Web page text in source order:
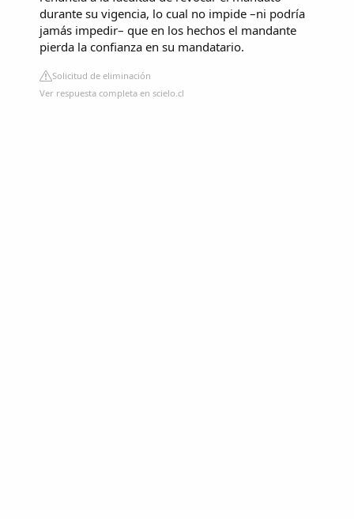
durante su vigencia, lo cual no impide –ni podría
jamás impedir– que en los hechos el mandante
pierda la confianza en su mandatario.
Solicitud de eliminación
Ver respuesta completa en scielo.cl